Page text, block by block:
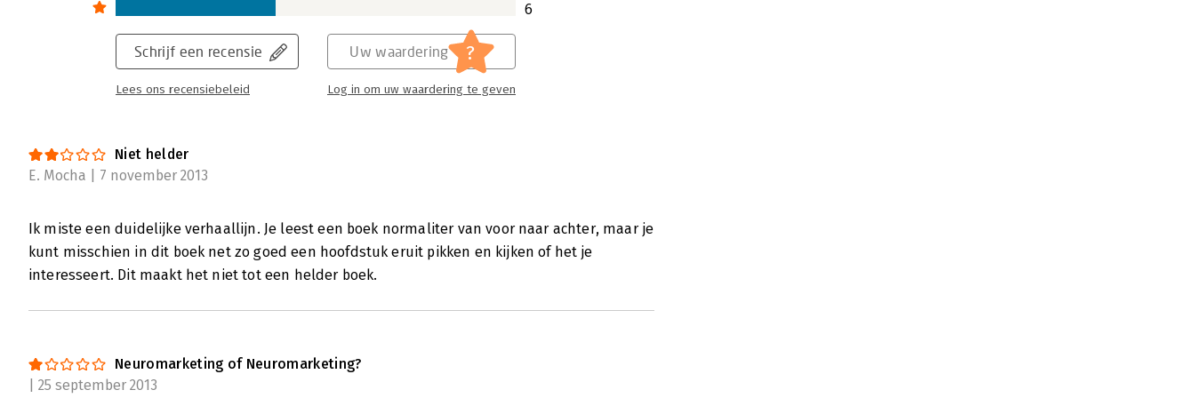
na twee jaar studie hun boek 'Neuromarketing, maximale impact met marketing
en communicatie' op. Het is volledig gewijd aan deze nieuwe discipline.
Neuromarketing zal marketeers veel beter in staat stellen om het klantengedrag
te voorspellen en zal zeer waarschijnlijk een enorme invloed gaan krijgen op
marketingstrategie, marktonderzoek, productmanagement, merkenbouw en
Lees verder
6
Schrijf een recensie
Lees ons recensiebeleid
Uw waardering ?
Log in om uw waardering te geven
Niet helder
E. Mocha | 7 november 2013
Ik miste een duidelijke verhaallijn. Je leest een boek normaliter van voor naar achter, maar je
kunt misschien in dit boek net zo goed een hoofdstuk eruit pikken en kijken of het je
interesseert. Dit maakt het niet tot een helder boek.
Neuromarketing of Neuromarketing?
| 25 september 2013